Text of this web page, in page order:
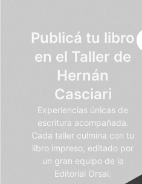
Publicá tu libro
en el Taller de
Hernán
Casciari
Experiencias únicas de
escritura acompañada.
Cada taller culmina con tu
libro impreso, editado por
un gran equipo de la
Editorial Orsai.